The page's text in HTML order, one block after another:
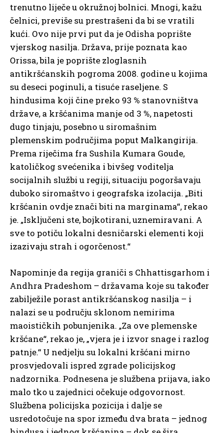
trenutno liječe u okružnoj bolnici. Mnogi, kažu
čelnici, previše su prestrašeni da bi se vratili
kući. Ovo nije prvi put da je Odisha poprište
vjerskog nasilja. Država, prije poznata kao
Orissa, bila je poprište zloglasnih
antikršćanskih pogroma 2008. godine u kojima
su deseci poginuli, a tisuće raseljene. S
hindusima koji čine preko 93 % stanovništva
države, a kršćanima manje od 3 %, napetosti
dugo tinjaju, posebno u siromašnim
plemenskim područjima poput Malkangirija.
Prema riječima fra Sushila Kumara Goude,
katoličkog svećenika i bivšeg voditelja
socijalnih službi u regiji, situaciju pogoršavaju
duboko siromaštvo i geografska izolacija. „Biti
kršćanin ovdje znači biti na marginama“, rekao
je. „Isključeni ste, bojkotirani, uznemiravani. A
sve to potiču lokalni desničarski elementi koji
izazivaju strah i ogorčenost.“
Napominje da regija graniči s Chhattisgarhom i
Andhra Pradeshom – državama koje su također
zabilježile porast antikršćanskog nasilja – i
nalazi se u području sklonom nemirima
maoističkih pobunjenika. „Za ove plemenske
kršćane“, rekao je, „vjera je i izvor snage i razlog
patnje.“ U nedjelju su lokalni kršćani mirno
prosvjedovali ispred zgrade policijskog
nadzornika. Podnesena je službena prijava, iako
malo tko u zajednici očekuje odgovornost.
Službena policijska pozicija i dalje se
usredotočuje na spor između dva brata – jednog